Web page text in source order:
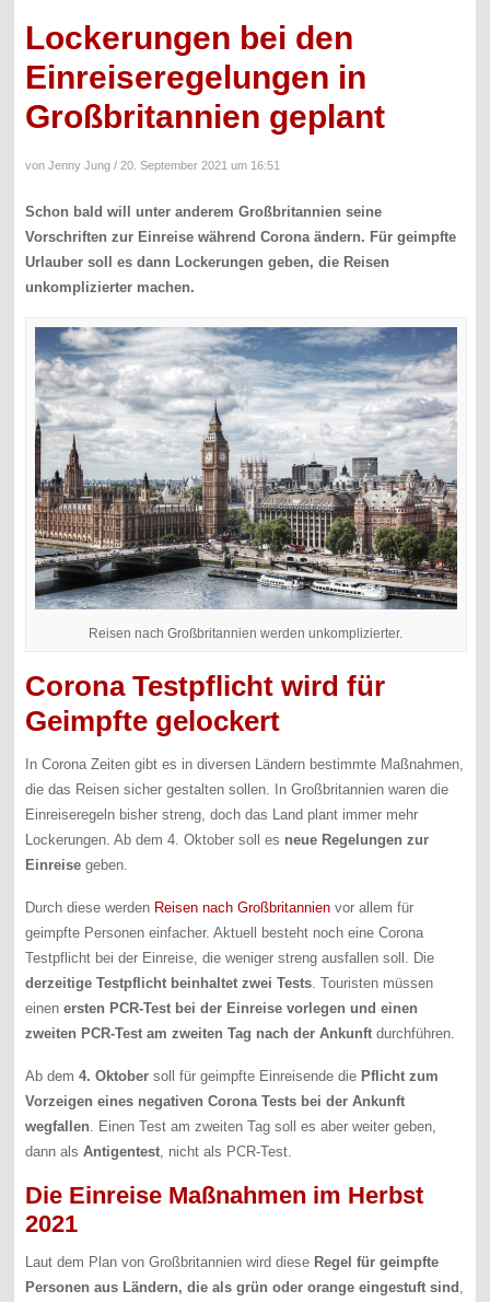
Lockerungen bei den
Einreiseregelungen in
Großbritannien geplant
von Jenny Jung /20. September 2021 um 16:51
Schon bald will unter anderem Großbritannien seine
Vorschriften zur Einreise während Corona ändern. Für geimpfte
Urlauber soll es dann Lockerungen geben, die Reisen
unkomplizierter machen.
Reisen nach Großbritannien werden unkomplizierter.
Corona Testpflicht wird für
Geimpfte gelockert
In Corona Zeiten gibt es in diversen Ländern bestimmte Maßnahmen,
die das Reisen sicher gestalten sollen. In Großbritannien waren die
Einreiseregeln bisher streng, doch das Land plant immer mehr
Lockerungen. Ab dem 4. Oktober soll es neue Regelungen zur
Einreise geben.
Durch diese werden Reisen nach Großbritannien vor allem für
geimpfte Personen einfacher. Aktuell besteht noch eine Corona
Testpflicht bei der Einreise, die weniger streng ausfallen soll. Die
derzeitige Testpflicht beinhaltet zwei Tests . Touristen müssen
einenersten PCR-Test bei der Einreise vorlegen und einen
zweiten PCR-Test am zweiten Tag nach der Ankunft durchführen.
Ab dem4. Oktober soll für geimpfte Einreisende die Pflicht zum
Vorzeigen eines negativen Corona Tests bei der Ankunft
wegfallen. Einen Test am zweiten Tag soll es aber weiter geben,
dann alsAntigentest, nicht als PCR-Test.
Die Einreise Maßnahmen im Herbst
2021
Laut dem Plan von Großbritannien wird diese Regel für geimpfte
Personen aus Ländern, die als grün oder orange eingestuft sind ,